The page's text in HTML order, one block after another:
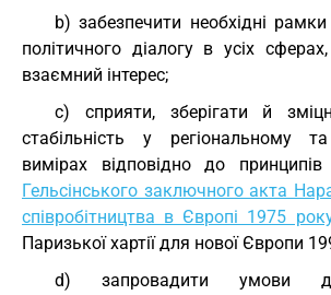
b) забезпечити необхідні
політичного діалогу в усіх
взаємний інтерес;
c) сприяти, зберігати й
стабільність у регіональному
вимірах відповідно до принципів
Гельсінського заключного акта
співробітництва в Європі 1975
Паризької хартії для нової Європи
d) запровадити умови